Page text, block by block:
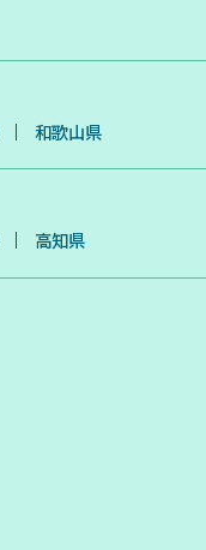
和歌山県
高知県